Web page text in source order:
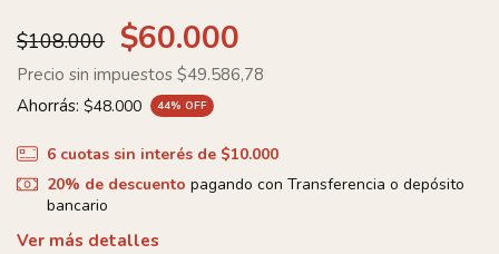
$108.000 $60.000
Precio sin impuestos $49.586,78
Ahorrás: $48.000 44% OFF
6 cuotas sin interés de $10.000
20% de descuento pagando con Transferencia o depósito
bancario
Ver más detalles